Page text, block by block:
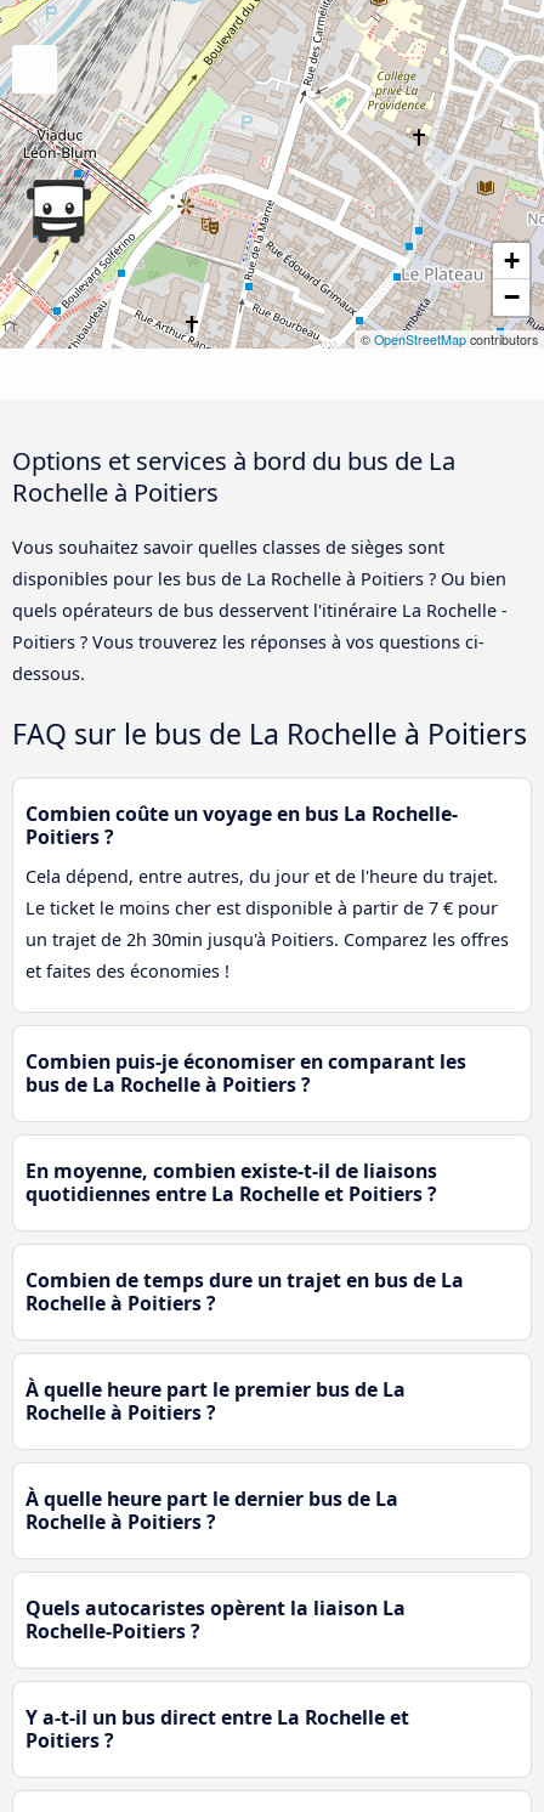
+
−
© OpenStreetMapcontributors
Options et services à bord du bus de La
Rochelle à Poitiers
Vous souhaitez savoir quelles classes de sièges sont
disponibles pour les bus de La Rochelle à Poitiers ? Ou bien
quels opérateurs de bus desservent l'itinéraire La Rochelle -
Poitiers ? Vous trouverez les réponses à vos questions ci-
dessous.
FAQ sur le bus de La Rochelle à Poitiers
Combien coûte un voyage en bus La Rochelle-
Poitiers ?
Cela dépend, entre autres, du jour et de l'heure du trajet.
Le ticket le moins cher est disponible à partir de 7 € pour
un trajet de 2h 30min jusqu'à Poitiers. Comparez les offres
et faites des économies !
Combien puis-je économiser en comparant les
bus de La Rochelle à Poitiers ?
En moyenne, combien existe-t-il de liaisons
quotidiennes entre La Rochelle et Poitiers ?
Combien de temps dure un trajet en bus de La
Rochelle à Poitiers ?
À quelle heure part le premier bus de La
Rochelle à Poitiers ?
À quelle heure part le dernier bus de La
Rochelle à Poitiers ?
Quels autocaristes opèrent la liaison La
Rochelle-Poitiers ?
Y a-t-il un bus direct entre La Rochelle et
Poitiers ?